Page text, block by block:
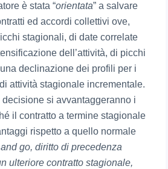
è stata “orientata” a salvare
ed accordi collettivi ove,
stagionali, di date correlate
dell’attività, di picchi
declinazione dei profili per i
attività stagionale incrementale.
si avvantaggeranno i
il contratto a termine stagionale
rispetto a quello normale
go, diritto di precedenza
ulteriore contratto stagionale,